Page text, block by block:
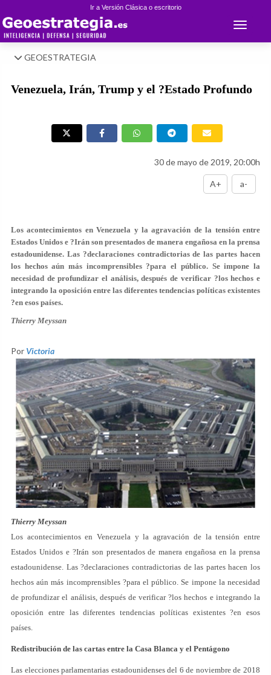
Ir a Versión Clásica o escritorio
Toggle
GEOESTRATEGIA
Venezuela, Irán, Trump y el ?Estado Profundo
30 de mayo de 2019, 20:00h
A+ a-
Los acontecimientos en Venezuela y la agravación de la tensión entre
Estados Unidos e ?Irán son presentados de manera engañosa en la prensa
estadounidense. Las ?declaraciones contradictorias de las partes hacen
los hechos aún más incomprensibles ?para el público. Se impone la
necesidad de profundizar el análisis, después de verificar ?los hechos e
integrando la oposición entre las diferentes tendencias políticas existentes
?en esos países.
Thierry Meyssan
Por Victoria
Thierry Meyssan
Los acontecimientos en Venezuela y la agravación de la tensión entre
Estados Unidos e ?Irán son presentados de manera engañosa en la prensa
estadounidense. Las ?declaraciones contradictorias de las partes hacen los
hechos aún más incomprensibles ?para el público. Se impone la necesidad
de profundizar el análisis, después de verificar ?los hechos e integrando la
oposición entre las diferentes tendencias políticas existentes ?en esos
países.
Redistribución de las cartas entre la Casa Blanca y el Pentágono
Las elecciones parlamentarias estadounidenses del 6 de noviembre de 2018